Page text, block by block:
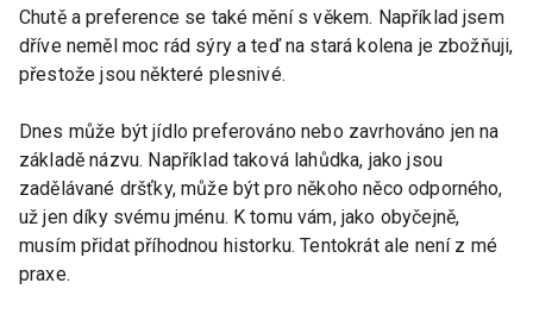
Chutě a preference se také mění s věkem. Například jsem
dříve neměl moc rád sýry a teď na stará kolena je zbožňuji,
přestože jsou některé plesnivé.
Dnes může být jídlo preferováno nebo zavrhováno jen na
základě názvu. Například taková lahůdka, jako jsou
zadělávané dršťky, může být pro někoho něco odporného,
už jen díky svému jménu. K tomu vám, jako obyčejně,
musím přidat příhodnou historku. Tentokrát ale není z mé
praxe.